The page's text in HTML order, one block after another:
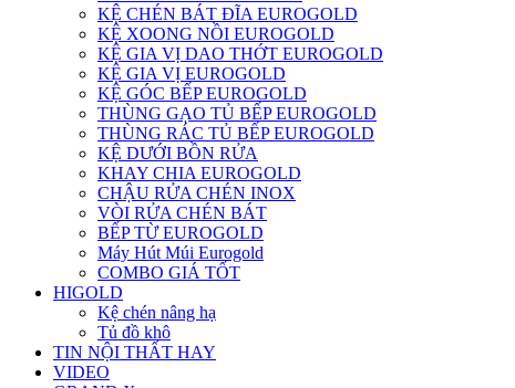
KỆ CHÉN BÁT ĐĨA EUROGOLD
KỆ XOONG NỒI EUROGOLD
KỆ GIA VỊ DAO THỚT EUROGOLD
KỆ GIA VỊ EUROGOLD
KỆ GÓC BẾP EUROGOLD
THÙNG GẠO TỦ BẾP EUROGOLD
THÙNG RÁC TỦ BẾP EUROGOLD
KỆ DƯỚI BỒN RỬA
KHAY CHIA EUROGOLD
CHẬU RỬA CHÉN INOX
VÒI RỬA CHÉN BÁT
BẾP TỪ EUROGOLD
Máy Hút Múi Eurogold
COMBO GIÁ TỐT
HIGOLD
Kệ chén nâng hạ
Tủ đồ khô
TIN NỘI THẤT HAY
VIDEO